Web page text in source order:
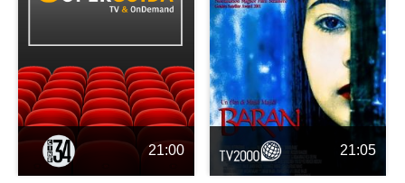
21:00 21:05